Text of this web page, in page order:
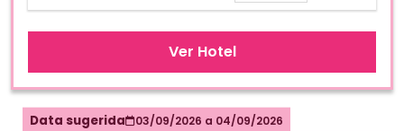
Ver Hotel
Data sugerida 03/09/2026 a 04/09/2026